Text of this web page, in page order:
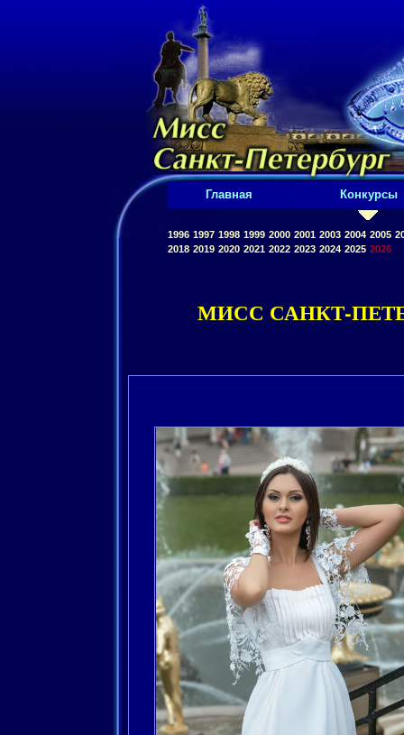
Главная Конкурсы
1996 1997 1998 1999 2000 2001 2003 2004 2005
2018 2019 2020 2021 2022 2023 2024 2025 2026
МИСС САНКТ-